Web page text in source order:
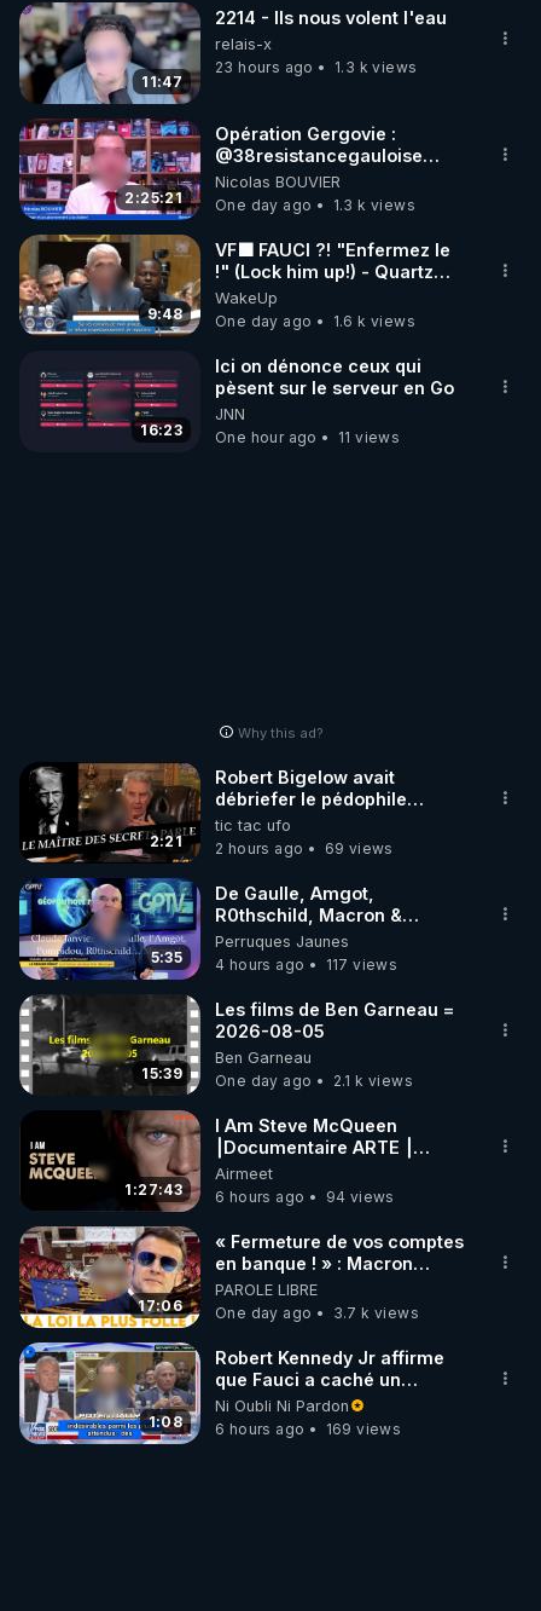
11:47
2214 - Ils nous volent l'eau
relais-x
23 hours ago
1.3 k views
2:25:21
Opération Gergovie :
‪@38resistancegauloise‬
‪@MarionSigautOfficiel‬
‪@gladysriifard5710‬ Laëtitia
Nicolas BOUVIER
One day ago
1.3 k views
9:48
VF🟩 FAUCI ?! "Enfermez le
!" (Lock him up!) - Quartz
Traduction
WakeUp
One day ago
1.6 k views
16:23
Ici on dénonce ceux qui
pèsent sur le serveur en Go
JNN
One hour ago
11 views
Why this ad?
2:21
Robert Bigelow avait
débriefer le pédophile
génocidaire de donald j
trump
tic tac ufo
2 hours ago
69 views
5:35
De Gaulle, Amgot,
R0thschild, Macron &
Pompidou… Macron Claude
Janvier, GPTV, 18 X 2024
Perruques Jaunes
4 hours ago
117 views
15:39
Les films de Ben Garneau =
2026-08-05
Ben Garneau
One day ago
2.1 k views
1:27:43
I Am Steve McQueen
⎮Documentaire ARTE ⎮
Cinema
Airmeet
6 hours ago
94 views
17:06
« Fermeture de vos comptes
en banque ! » : Macron
impose une loi folle !
PAROLE LIBRE
One day ago
3.7 k views
1:08
Robert Kennedy Jr affirme
que Fauci a caché un
infarctus pulmonaire
survenu après sa
vaccination
Ni Oubli Ni Pardon
6 hours ago
169 views